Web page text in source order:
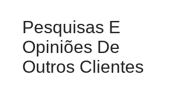
Pesquisas E
Opiniões De
Outros Clientes